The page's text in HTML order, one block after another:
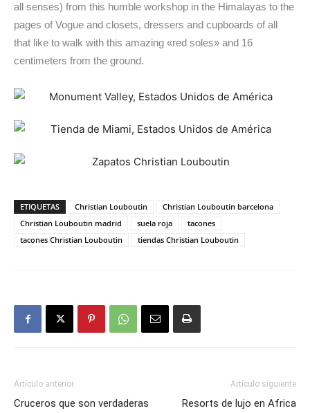
all senses) from this humble workshop in the Himalayas to the
pages of Vogue and closets, dressers and cupboards of all
that like to walk with this amazing «red soles» and 16
centimeters from the ground.
ETIQUETAS Christian Louboutin
Christian Louboutin barcelona
Christian Louboutin madrid
suela roja
tacones
tacones Christian Louboutin
tiendas Christian Louboutin
Artículo anterior
Cruceros que son verdaderas
Artículo siguiente
Resorts de lujo en Africa